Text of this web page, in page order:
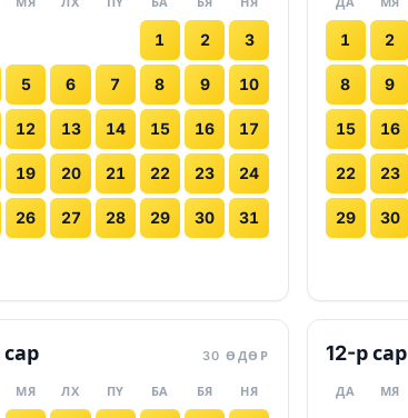
1 2 3
5 6 7 8 9 10
12 13 14 15 16 17
19 20 21 22 23 24
26 27 28 29 30 31
1 2
8 9
15 16
22 23
29 30
сар 30 ӨДӨР
МЯ ЛХ ПҮ БА БЯ НЯ
12-р сар
ДА МЯ